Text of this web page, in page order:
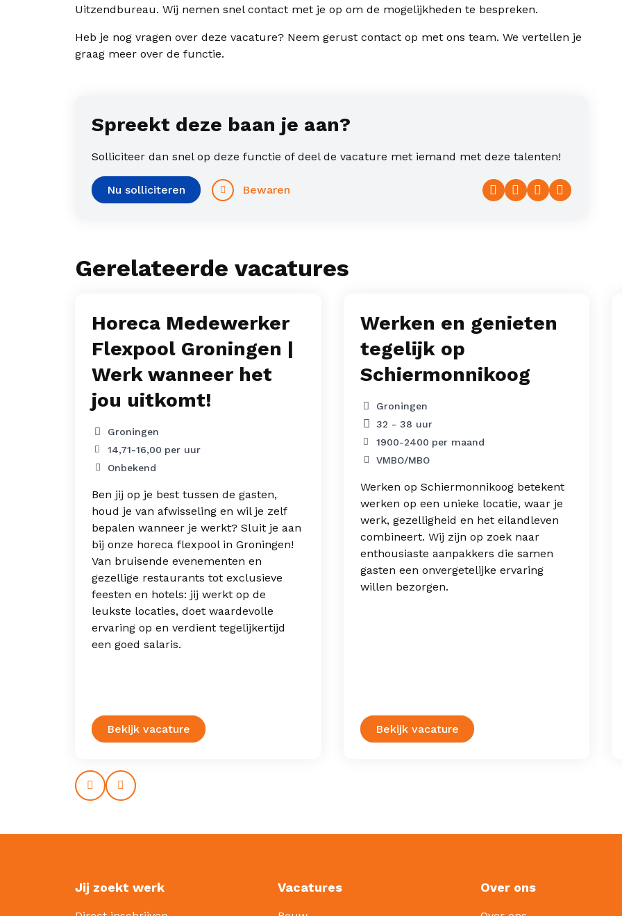
Uitzendbureau. Wij nemen snel contact met je op om de mogelijkheden te bespreken.
Heb je nog vragen over deze vacature? Neem gerust contact op met ons team. We vertellen je
graag meer over de functie.
Spreekt deze baan je aan?
Solliciteer dan snel op deze functie of deel de vacature met iemand met deze talenten!
Facebook
TwitterLinkedIn
Nu solliciteren Bewaren
Gerelateerde vacatures
Horeca Medewerker
Flexpool Groningen |
Werk wanneer het
jou uitkomt!
Groningen
14,71-16,00 per uur
Onbekend
Ben jij op je best tussen de gasten,
houd je van afwisseling en wil je zelf
bepalen wanneer je werkt? Sluit je aan
bij onze horeca flexpool in Groningen!
Van bruisende evenementen en
gezellige restaurants tot exclusieve
feesten en hotels: jij werkt op de
leukste locaties, doet waardevolle
ervaring op en verdient tegelijkertijd
een goed salaris.
Bekijk vacature
Werken en genieten
tegelijk op
Schiermonnikoog
Groningen
32 - 38 uur
1900-2400 per maand
VMBO/MBO
Werken op Schiermonnikoog betekent
werken op een unieke locatie, waar je
werk, gezelligheid en het eilandleven
combineert. Wij zijn op zoek naar
enthousiaste aanpakkers die samen
gasten een onvergetelijke ervaring
willen bezorgen.
Bekijk vacature
Prev Next
Jij zoekt werk Vacatures Over ons